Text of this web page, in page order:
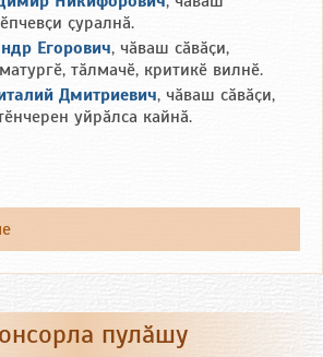
ҫуралнӑ.
Егорович, чӑваш сӑвӑҫи,
тӑлмачӗ, критикӗ вилнӗ.
Дмитриевич, чӑваш сӑвӑҫи,
уйрӑлса кайнӑ.
пулӑшу